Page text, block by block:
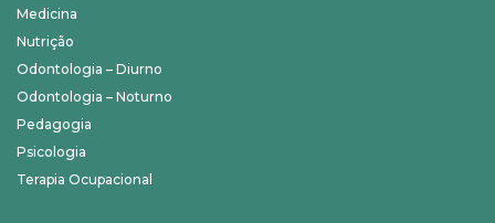
Medicina
Nutrição
Odontologia – Diurno
Odontologia – Noturno
Pedagogia
Psicologia
Terapia Ocupacional